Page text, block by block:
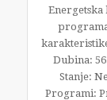
Dubina:
Stanje:
Programi: